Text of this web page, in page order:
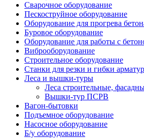
Сварочное оборудование
Пескоструйное оборудование
Оборудование для прогрева
Буровое оборудование
Оборудование для работы с
Виброоборудование
Строительное оборудование
Станки для резки и гибки
Леса и вышки-туры
Леса строительные,
Вышки-тур ПСРВ
Вагон-бытовки
Подъемное оборудование
Насосное оборудование
Б/у оборудование